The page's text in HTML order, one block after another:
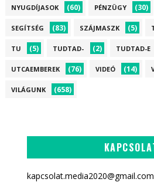
NYUGDÍJASOK (60) PÉNZÜGY (30)
SEGÍTSÉG (83) SZÁJMASZK (5)
TU (5) TUDTAD- (2) TUDTAD-E
UTCAEMBEREK (76) VIDEÓ (14)
VILÁGUNK (658)
kapcsolat.media2020@gmail.com